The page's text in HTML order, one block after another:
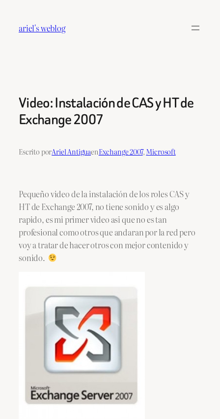
contenido
ariel's weblog
Video: Instalación de CAS y HT de
Exchange 2007
Escrito porAriel AntiguaenExchange 2007, Microsoft
Pequeño video de la instalación de los roles CAS y
HT de Exchange 2007, no tiene sonido y es algo
rapido, es mi primer video asi que no es tan
profesional como otros que andaran por la red pero
voy a tratar de hacer otros con mejor contenido y
sonido.